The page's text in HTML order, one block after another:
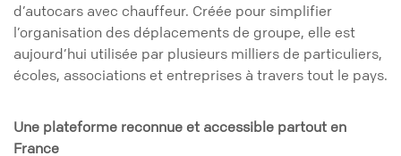
d’autocars avec chauffeur. Créée pour simplifier
l’organisation des déplacements de groupe, elle est
aujourd’hui utilisée par plusieurs milliers de particuliers,
écoles, associations et entreprises à travers tout le pays.
Une plateforme reconnue et accessible partout en
France